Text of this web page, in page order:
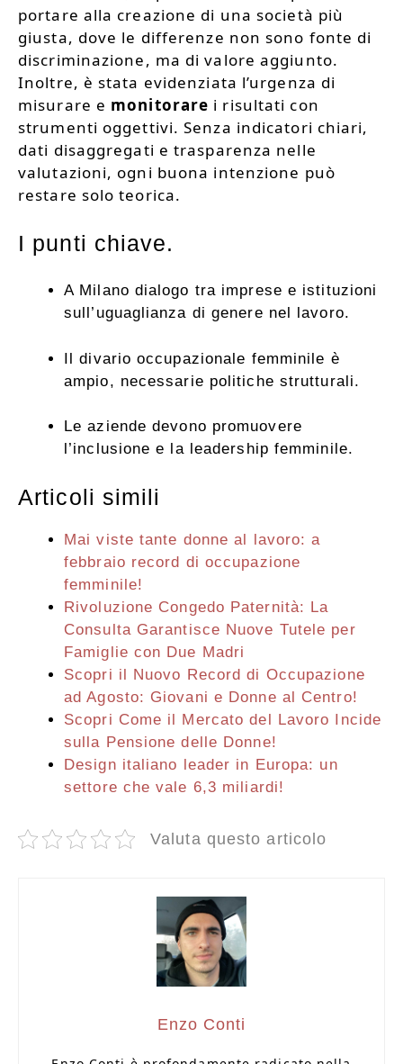
portare alla creazione di una società più
giusta, dove le differenze non sono fonte di
discriminazione, ma di valore aggiunto.
Inoltre, è stata evidenziata l’urgenza di
misurare e monitorare i risultati con
strumenti oggettivi. Senza indicatori chiari,
dati disaggregati e trasparenza nelle
valutazioni, ogni buona intenzione può
restare solo teorica.
I punti chiave.
A Milano dialogo tra imprese e istituzioni
sull’uguaglianza di genere nel lavoro.
Il divario occupazionale femminile è
ampio, necessarie politiche strutturali.
Le aziende devono promuovere
l’inclusione e la leadership femminile.
Articoli simili
Mai viste tante donne al lavoro: a
febbraio record di occupazione
femminile!
Rivoluzione Congedo Paternità: La
Consulta Garantisce Nuove Tutele per
Famiglie con Due Madri
Scopri il Nuovo Record di Occupazione
ad Agosto: Giovani e Donne al Centro!
Scopri Come il Mercato del Lavoro Incide
sulla Pensione delle Donne!
Design italiano leader in Europa: un
settore che vale 6,3 miliardi!
Valuta questo articolo
Enzo Conti